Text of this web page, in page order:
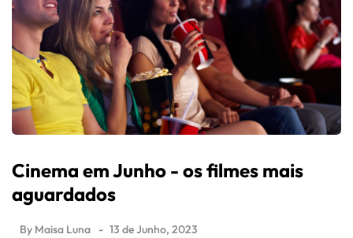
Cinema em Junho - os filmes mais
aguardados
By Maisa Luna 13 de Junho, 2023